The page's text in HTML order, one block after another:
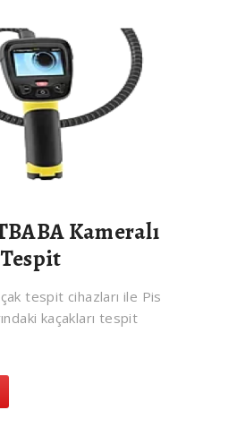
Kameralı
tespit cihazları ile Pis
kaçakları tespit